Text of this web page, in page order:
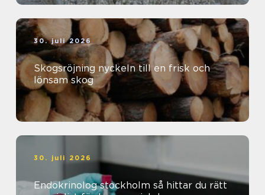
30. juli 2026
Skogsröjning nyckeln till en frisk och
lönsam skog
30. juli 2026
Endokrinolog stockholm så hittar du rätt